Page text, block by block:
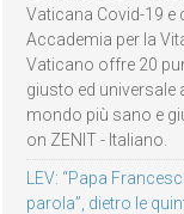
Vaticana Covid-19 e
Accademia per la
Vaticano offre 20
giusto ed universale
mondo più sano e
on ZENIT - Italiano.
LEV: “Papa
parola”, dietro le